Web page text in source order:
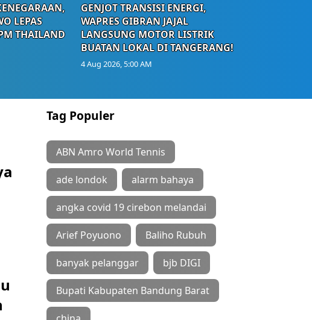
LEPAS
THAILAND
GENJOT TRANSISI ENERGI,
WAPRES GIBRAN JAJAL
LANGSUNG MOTOR LISTRIK
BUATAN LOKAL DI TANGERANG!
4 Aug 2026, 5:00 AM
Tag Populer
ABN Amro World Tennis
ade londok alarm bahaya
angka covid 19 cirebon melandai
Arief Poyuono Baliho Rubuh
banyak pelanggar bjb DIGI
Bupati Kabupaten Bandung Barat